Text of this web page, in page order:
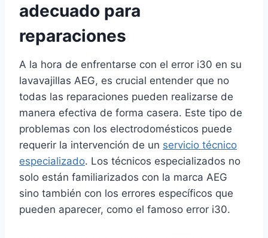
adecuado para
reparaciones
A la hora de enfrentarse con el error i30 en su
lavavajillas AEG, es crucial entender que no
todas las reparaciones pueden realizarse de
manera efectiva de forma casera. Este tipo de
problemas con los electrodomésticos puede
requerir la intervención de un servicio técnico
especializado. Los técnicos especializados no
solo están familiarizados con la marca AEG
sino también con los errores específicos que
pueden aparecer, como el famoso error i30.